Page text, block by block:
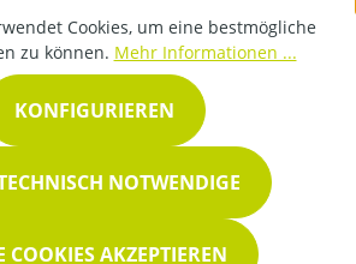
Cookies, um eine bestmögliche
zu können. Mehr Informationen ...
NOTWENDIGE
KONFIGURIEREN
COOKIES AKZEPTIEREN